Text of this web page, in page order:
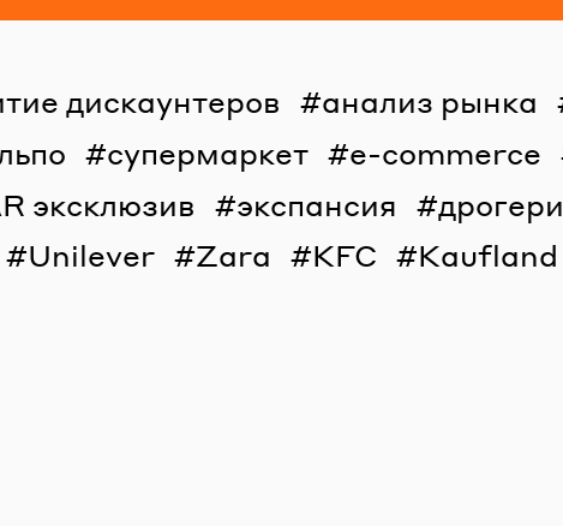
дискаунтеров анализ рынка
супермаркет e-commerce
эксклюзив экспансия дрогери
Unilever
Zara KFC Kaufland